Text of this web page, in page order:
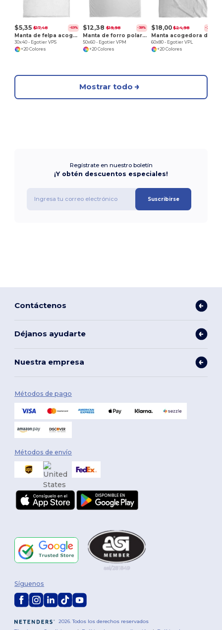
$5,35 $17,48 -69%
Manta de felpa acogedora
30x40 - Egotier VPS
+20 Colores
$12,38 $19,98 -38%
Manta de forro polar afelpada y acogedora
50x60 - Egotier VPM
+20 Colores
$18,00 $24,98 -28%
60x80 - Egotier VPL
+20 Colores
Mostrar todo
Regístrate en nuestro boletín
¡Y obtén descuentos especiales!
Suscribirse
Contáctenos
Déjanos ayudarte
Nuestra empresa
Métodos de pago
Métodos de envío
2026. Todos los derechos reservados
Síguenos